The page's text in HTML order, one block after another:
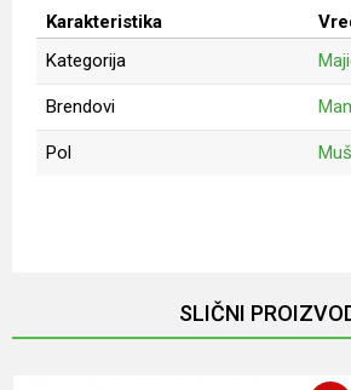
Karakteristika
Kategorija
Brendovi
Pol
SLIČNI